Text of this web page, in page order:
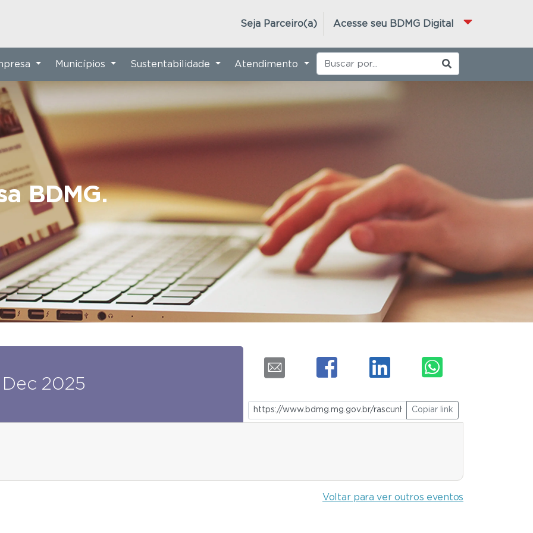
Acesse seu BDMG Digital
Seja Parceiro(a)
BDMG.
Municípios Sustentabilidade Atendimento
Dec 2025
Copiar link
Voltar para ver outros eventos